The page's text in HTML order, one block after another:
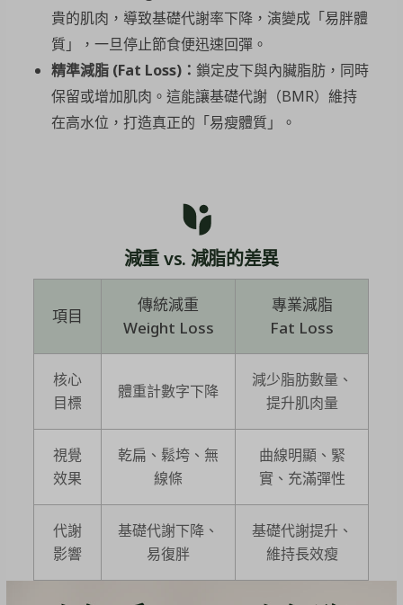
貴的肌肉，導致基礎代謝率下降，演變成「易胖體
質」，一旦停止節食便迅速回彈。
精準減脂 (Fat Loss) ：鎖定皮下與內臟脂肪，同時
保留或增加肌肉。這能讓基礎代謝（BMR）維持
在高水位，打造真正的「易瘦體質」。
減重 vs. 減脂的差異
項目
傳統減重
Weight Loss
專業減脂
Fat Loss
核心
目標
體重計數字下降
減少脂肪數量、
提升肌肉量
視覺
效果
乾扁、鬆垮、無
線條
曲線明顯、緊
實、充滿彈性
代謝
影響
基礎代謝下降、
易復胖
基礎代謝提升、
維持長效瘦